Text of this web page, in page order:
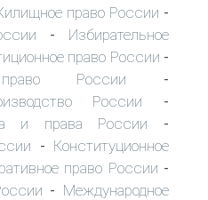
право России -
- Избирательное
право России -
России -
России -
и права России -
- Конституционное
право России -
- Международное